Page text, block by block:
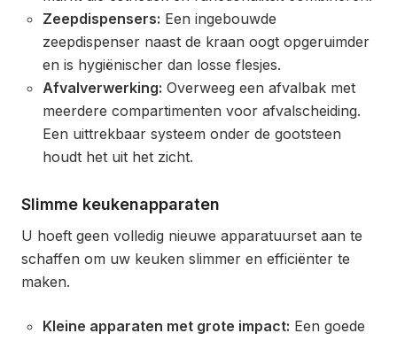
Zeepdispensers: Een ingebouwde
zeepdispenser naast de kraan oogt opgeruimder
en is hygiënischer dan losse flesjes.
Afvalverwerking: Overweeg een afvalbak met
meerdere compartimenten voor afvalscheiding.
Een uittrekbaar systeem onder de gootsteen
houdt het uit het zicht.
Slimme keukenapparaten
U hoeft geen volledig nieuwe apparatuurset aan te
schaffen om uw keuken slimmer en efficiënter te
maken.
Kleine apparaten met grote impact: Een goede